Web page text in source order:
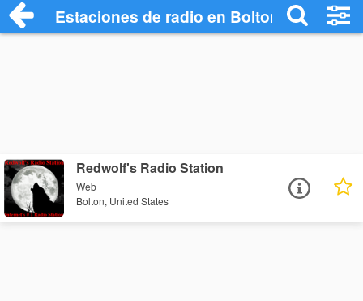
Estaciones de radio en Bolton -
Redwolf's Radio Station
Web
Bolton, United States